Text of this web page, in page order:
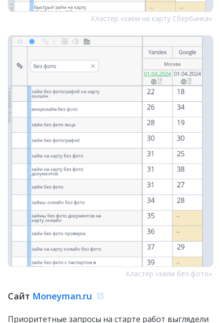
Кластер «заём на карту Сбербанка»
Кластер «заём без фото»
Сайт Moneyman.ru
Приоритетные запросы на старте работ выглядели